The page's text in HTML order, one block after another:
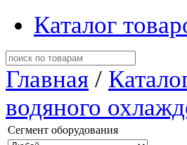
Каталог
Главная /
водяного
Сегмент оборудования